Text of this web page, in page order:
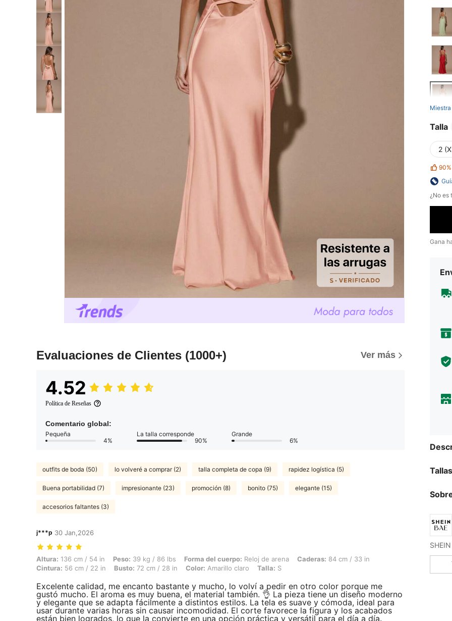
Evaluaciones de Clientes (1000+) Ver más
4.52
Política de Reseñas
Comentario global:
Pequeña
4%
La talla corresponde
90%
Grande
6%
outfits de boda (50) lo volveré a comprar (2) talla completa de copa (9) rapidez logística (5)
Buena portabilidad (7) impresionante (23) promoción (8) bonito (75) elegante (15)
accesorios faltantes (3)
j***p 30 Jan,2026
Altura: 136 cm / 54 in, Peso: 39 kg / 86 lbs, Forma del cuerpo: Reloj de arena, Caderas: 84 cm / 33 in, Cintura: 56 cm / 22 in, Busto: 72 cm / 28 in,
Altura: 136 cm / 54 in Peso: 39 kg / 86 lbs Forma del cuerpo: Reloj de arena Caderas: 84 cm / 33 in
Cintura: 56 cm / 22 in Busto: 72 cm / 28 in Color: Amarillo claro Talla: S
Excelente calidad, me encanto bastante y mucho, lo volví a pedir en otro color porque me
gustó mucho. El aroma es muy buena, el material también. 👌 La pieza tiene un diseño moderno
y elegante que se adapta fácilmente a distintos estilos. La tela es suave y cómoda, ideal para
usar durante varias horas sin causar incomodidad. El corte favorece la figura y los acabados
están bien logrados, lo que la convierte en una opción práctica y versátil para el día a día.
Talla
2
90%
¿No es
Gana